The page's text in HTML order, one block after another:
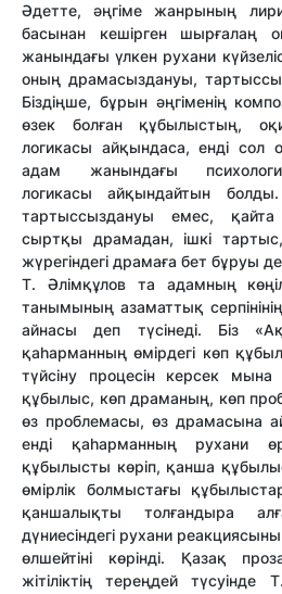
Әдетте, әңгіме жанрының
басынан кешірген шырғалаң
жанындағы үлкен рухани
оның драмасыздануы,
Біздіңше, бұрын әңгіменің
өзек болған құбылыстың,
логикасы айқындаса, енді сол
адам жанындағы
логикасы айқындайтын
тартыссыздануы емес,
сыртқы драмадан, ішкі
жүрегіндегі драмаға бет бұруы
Т. Әлімқұлов та адамның
танымының азаматтық
айнасы деп түсінеді. Біз
қаһарманның өмірдегі көп
түйсіну процесін керсек
құбылыс, көп драманың, көп
өз проблемасы, өз драмасына
енді қаһарманның рухани
құбылысты көріп, қанша
өмірлік болмыстағы
қаншалықты толғандыра
дүниесіндегі рухани
өлшейтіні көрінді. Қазақ
жітіліктің тереңдей